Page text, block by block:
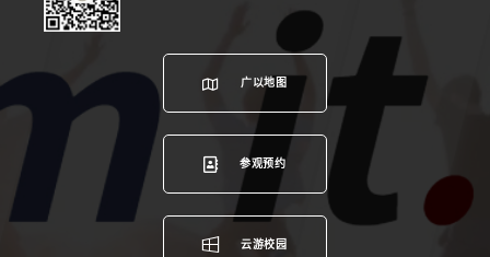
广以地图
参观预约
云游校园